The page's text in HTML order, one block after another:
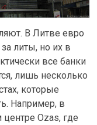
В Литве евро
литы, но их в
все банки
лишь несколько
которые
Например, в
Ozas, где